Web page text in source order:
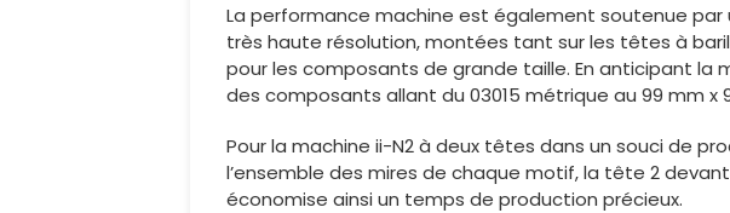
La performance machine est également soutenue par
très haute résolution, montées tant sur les têtes à
pour les composants de grande taille. En anticipant
des composants allant du 03015 métrique au 99 mm
Pour la machine ii-N2 à deux têtes dans un souci de
l’ensemble des mires de chaque motif, la tête 2
économise ainsi un temps de production précieux.